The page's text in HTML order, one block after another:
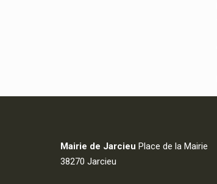
Mairie de Jarcieu Place de la Mairie
38270 Jarcieu